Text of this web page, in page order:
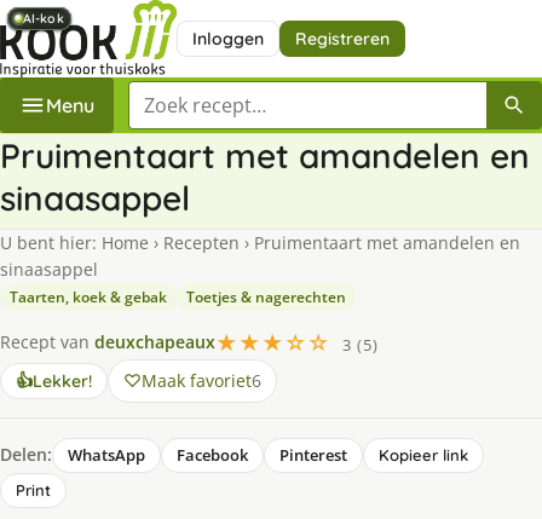
Inloggen Registreren
Menu Zoek een recept
Pruimentaart met amandelen en
sinaasappel
U bent hier: Home › Recepten › Pruimentaart met amandelen en
sinaasappel
Taarten, koek & gebak Toetjes & nagerechten
Recept van deuxchapeaux★★★☆☆
3 (5)
👍Lekker! Maak favoriet6
Delen: WhatsApp Facebook Pinterest
Kopieer link
Print
AI-kok
AI-kok
AI-kok
AI-kok
AI-kok
AI-kok